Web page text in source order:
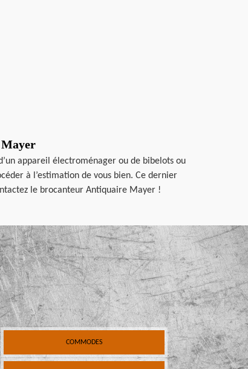
appareil électroménager ou de bibelots ou
à l’estimation de vous bien. Ce dernier
le brocanteur Antiquaire Mayer !
COMMODES